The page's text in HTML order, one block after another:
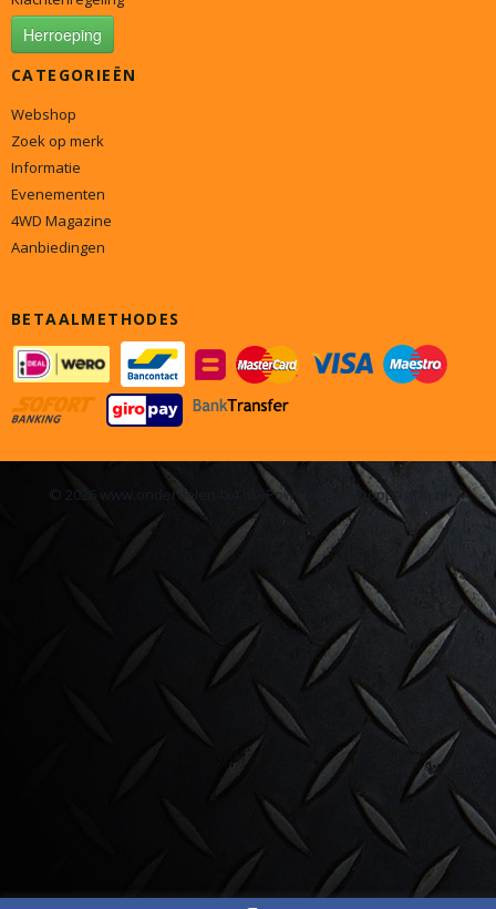
Herroeping
CATEGORIEËN
Webshop
Zoek op merk
Informatie
Evenementen
4WD Magazine
Aanbiedingen
BETAALMETHODES
© 2026 www.onderdelen4x4.nl - Powered by Shoppagina.nl